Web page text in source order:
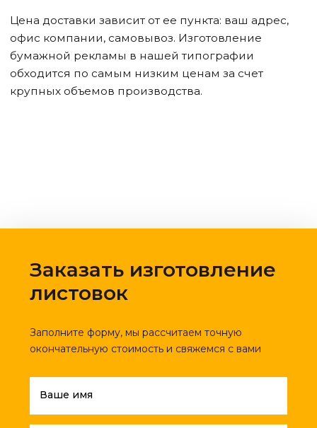
Цена доставки зависит от ее пункта: ваш адрес,
офис компании, самовывоз. Изготовление
бумажной рекламы в нашей типографии
обходится по самым низким ценам за счет
крупных объемов производства.
Заказать изготовление
листовок
Заполните форму, мы рассчитаем точную
окончательную стоимость и свяжемся с вами
Ваше имя